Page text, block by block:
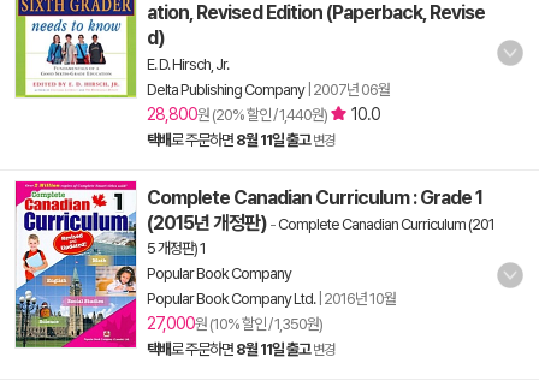
ation, Revised Edition (Paperback, Revise
d)
E. D. Hirsch, Jr.
Delta Publishing Company| 2007년 06월
28,800원 (20% 할인 / 1,440원) 10.0
택배로 주문하면 8월 11일 출고 변경
Complete Canadian Curriculum : Grade 1
(2015년 개정판) -Complete Canadian Curriculum (201
5 개정판) 1
Popular Book Company
Popular Book Company Ltd.| 2016년 10월
27,000원 (10% 할인 / 1,350원)
택배로 주문하면 8월 11일 출고 변경